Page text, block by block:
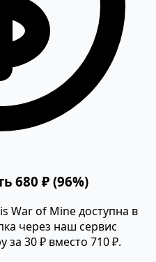
680 ₽ (96%)
War of Mine доступна в
через наш сервис
за 30 ₽ вместо 710 ₽.